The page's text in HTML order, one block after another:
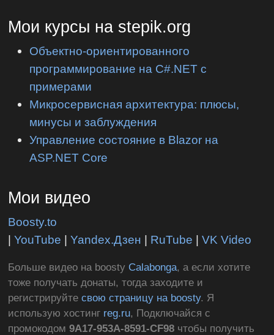
Мои курсы на stepik.org
Объектно-ориентированного
программирование на C#.NET с
примерами
Микросервисная архитектура: плюсы,
минусы и заблуждения
Управление состояние в Blazor на
ASP.NET Core
Мои видео
Boosty.to
|YouTube |Yandex.Дзен | RuTube |VK Video
Больше видео на boosty Calabonga, а если хотите
тоже получать донаты, тогда заходите и
регистрируйтесвою страницу на boosty. Я
использую хостинг reg.ru, Подключайся с
промокодом9A17-953A-8591-CF98 чтобы получить